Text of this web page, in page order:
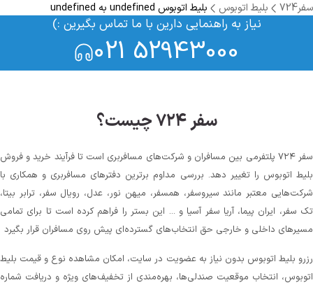
سفر724 بلیط اتوبوس بلیط اتوبوس undefined به undefined
نیاز به راهنمایی دارین با ما تماس بگیرین :)
021 52943000
سفر ۷۲۴ چیست؟
سفر ۷۲۴ پلتفرمی بین مسافران و شرکت‌های مسافربری است تا فرآیند خرید و فروش
بلیط اتوبوس را تغییر دهد. بررسی مداوم برترین دفترهای مسافربری و همکاری با
شرکت‌هایی معتبر مانند سیروسفر، همسفر، میهن‌ نور، عدل، رویال سفر، ترابر بیتا،
تک سفر، ایران پیما، آریا سفر آسیا و ... این بستر را فراهم کرده است تا برای تمامی
مسیرهای داخلی و خارجی حق انتخاب‌های گسترده‌ای پیش روی مسافران قرار بگیرد
رزرو بلیط اتوبوس بدون نیاز به عضویت در سایت، امکان مشاهده نوع و قیمت بلیط
اتوبوس، انتخاب موقعیت صندلی‌ها، بهره‌مندی از تخفیف‌های ویژه و دریافت شماره‌